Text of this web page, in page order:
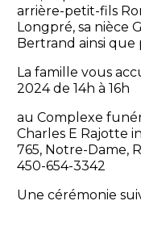
arrière-petit-fils
Longpré, sa nièce
Bertrand ainsi que
La famille vous
2024 de 14h à 16h
au Complexe
Charles E Rajotte
765, Notre-Dame,
450-654-3342
Une cérémonie